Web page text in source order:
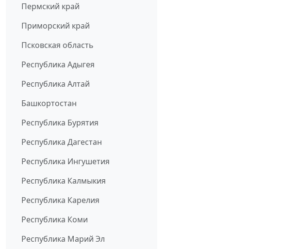
Пермский край
Приморский край
Псковская область
Республика Адыгея
Республика Алтай
Башкортостан
Республика Бурятия
Республика Дагестан
Республика Ингушетия
Республика Калмыкия
Республика Карелия
Республика Коми
Республика Марий Эл